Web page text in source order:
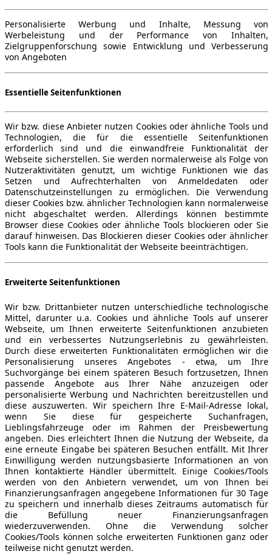
Personalisierte Werbung und Inhalte, Messung von
Werbeleistung und der Performance von Inhalten,
Zielgruppenforschung sowie Entwicklung und Verbesserung
von Angeboten
Essentielle Seitenfunktionen
Wir bzw. diese Anbieter nutzen Cookies oder ähnliche Tools und
Technologien, die für die essentielle Seitenfunktionen
erforderlich sind und die einwandfreie Funktionalität der
Webseite sicherstellen. Sie werden normalerweise als Folge von
Nutzeraktivitäten genutzt, um wichtige Funktionen wie das
Setzen und Aufrechterhalten von Anmeldedaten oder
Datenschutzeinstellungen zu ermöglichen. Die Verwendung
dieser Cookies bzw. ähnlicher Technologien kann normalerweise
nicht abgeschaltet werden. Allerdings können bestimmte
Browser diese Cookies oder ähnliche Tools blockieren oder Sie
darauf hinweisen. Das Blockieren dieser Cookies oder ähnlicher
Tools kann die Funktionalität der Webseite beeinträchtigen.
Erweiterte Seitenfunktionen
Wir bzw. Drittanbieter nutzen unterschiedliche technologische
Mittel, darunter u.a. Cookies und ähnliche Tools auf unserer
Webseite, um Ihnen erweiterte Seitenfunktionen anzubieten
und ein verbessertes Nutzungserlebnis zu gewährleisten.
Durch diese erweiterten Funktionalitäten ermöglichen wir die
Personalisierung unseres Angebotes - etwa, um Ihre
Suchvorgänge bei einem späteren Besuch fortzusetzen, Ihnen
passende Angebote aus Ihrer Nähe anzuzeigen oder
personalisierte Werbung und Nachrichten bereitzustellen und
diese auszuwerten. Wir speichern Ihre E-Mail-Adresse lokal,
wenn Sie diese für gespeicherte Suchanfragen,
Lieblingsfahrzeuge oder im Rahmen der Preisbewertung
angeben. Dies erleichtert Ihnen die Nutzung der Webseite, da
eine erneute Eingabe bei späteren Besuchen entfällt. Mit Ihrer
Einwilligung werden nutzungsbasierte Informationen an von
Ihnen kontaktierte Händler übermittelt. Einige Cookies/Tools
werden von den Anbietern verwendet, um von Ihnen bei
Finanzierungsanfragen angegebene Informationen für 30 Tage
zu speichern und innerhalb dieses Zeitraums automatisch für
die Befüllung neuer Finanzierungsanfragen
wiederzuverwenden. Ohne die Verwendung solcher
Cookies/Tools können solche erweiterten Funktionen ganz oder
teilweise nicht genutzt werden.